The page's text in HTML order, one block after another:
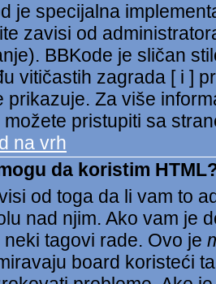
je specijalna
zavisi od
BBKode je sličan
vitičastih zagrada [ i ]
prikazuje. Za više
možete pristupiti sa
na vrh
da koristim
od toga da li vam to
nad njim. Ako vam je
neki tagovi rade. Ovo je
board koristeći